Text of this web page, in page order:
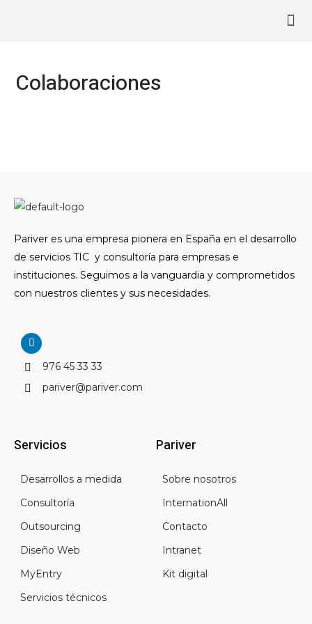
Colaboraciones
Pariver es una empresa pionera en España en el desarrollo
de servicios TIC y consultoría para empresas e
instituciones. Seguimos a la vanguardia y comprometidos
con nuestros clientes y sus necesidades.
L
i
n
976 45 33 33
pariver@pariver.com
Servicios
Desarrollos a medida
Consultoría
Outsourcing
Diseño Web
MyEntry
Servicios técnicos
Pariver
Sobre nosotros
InternationAll
Contacto
Intranet
Kit digital